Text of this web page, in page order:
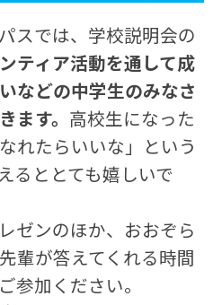
スでは、学校説明会の
ティア活動を通して成
などの中学生のみなさ
ます。 高校生になった
れたらいいな」という
るととても嬉しいで
ゼンのほか、おおぞら
輩が答えてくれる時間
参加ください。